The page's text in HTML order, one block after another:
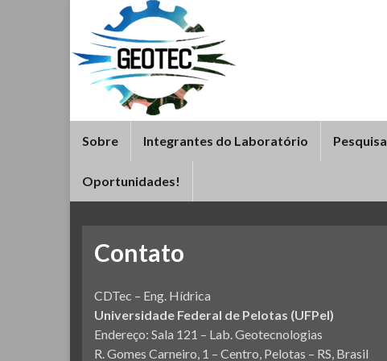
Sobre Integrantes do Laboratório Pesquisa
Oportunidades!
Contato
CDTec – Eng. Hídrica
Universidade Federal de Pelotas (UFPel)
Endereço: Sala 121 – Lab. Geotecnologias
R. Gomes Carneiro, 1 – Centro, Pelotas – RS, Brasil